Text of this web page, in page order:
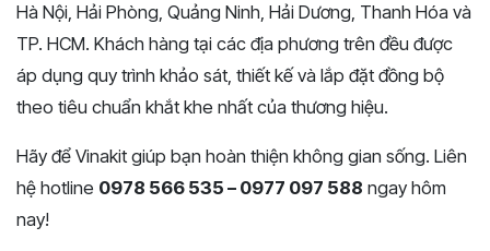
Hà Nội, Hải Phòng, Quảng Ninh, Hải Dương, Thanh Hóa và
TP. HCM. Khách hàng tại các địa phương trên đều được
áp dụng quy trình khảo sát, thiết kế và lắp đặt đồng bộ
theo tiêu chuẩn khắt khe nhất của thương hiệu.
Hãy để Vinakit giúp bạn hoàn thiện không gian sống. Liên
hệ hotline 0978 566 535 – 0977 097 588 ngay hôm
nay!